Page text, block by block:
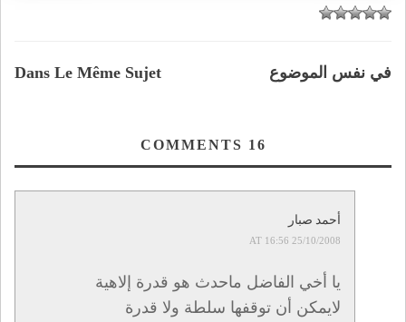
Dans Le Même Sujet في نفس الموضوع
16
أحمد صبار
25/10/2008 AT 16:56
يا أخي الفاضل ماحدث هو قدرة إلاهية
لايمكن أن توقفها سلطة ولا قدرة